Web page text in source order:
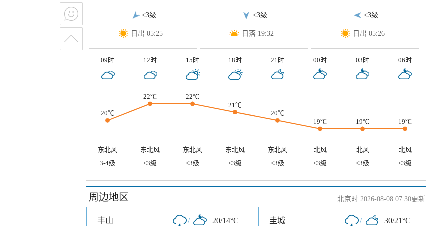
<3级
日出 05:25
<3级
日落 19:32
<3级
日出 05:26
09时 12时 15时 18时 21时 00时 03时 06时
20℃
22℃
22℃
21℃
20℃
19℃
19℃ 19℃
东北风 东北风 东北风 东北风 东北风 北风 北风
北风
3-4级
<3级 <3级 <3级 <3级 <3级 <3级 <3级
周边地区 北京时 2026-08-08 07:30更新
丰山 / 20/14°C 圭城 / 30/21°C